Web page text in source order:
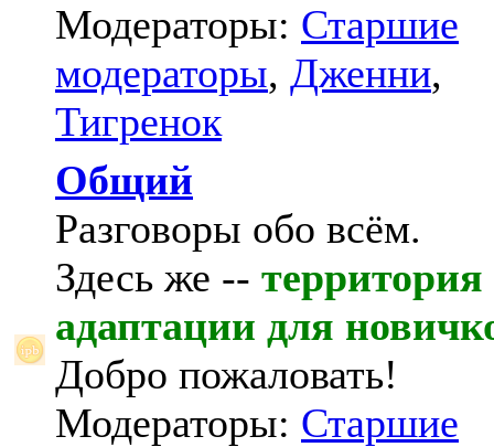
Модераторы: Старшие
модераторы, Дженни,
Тигренок
Общий
Разговоры обо всём.
Здесь же -- территория
адаптации для
Добро пожаловать!
Модераторы: Старшие